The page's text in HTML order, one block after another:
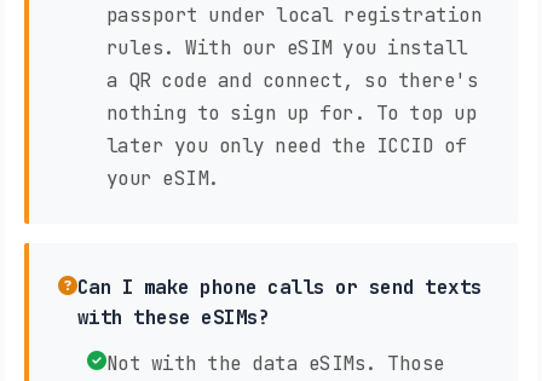
passport under local registration
rules. With our eSIM you install
a QR code and connect, so there's
nothing to sign up for. To top up
later you only need the ICCID of
your eSIM.
Can I make phone calls or send texts
with these eSIMs?
Not with the data eSIMs. Those